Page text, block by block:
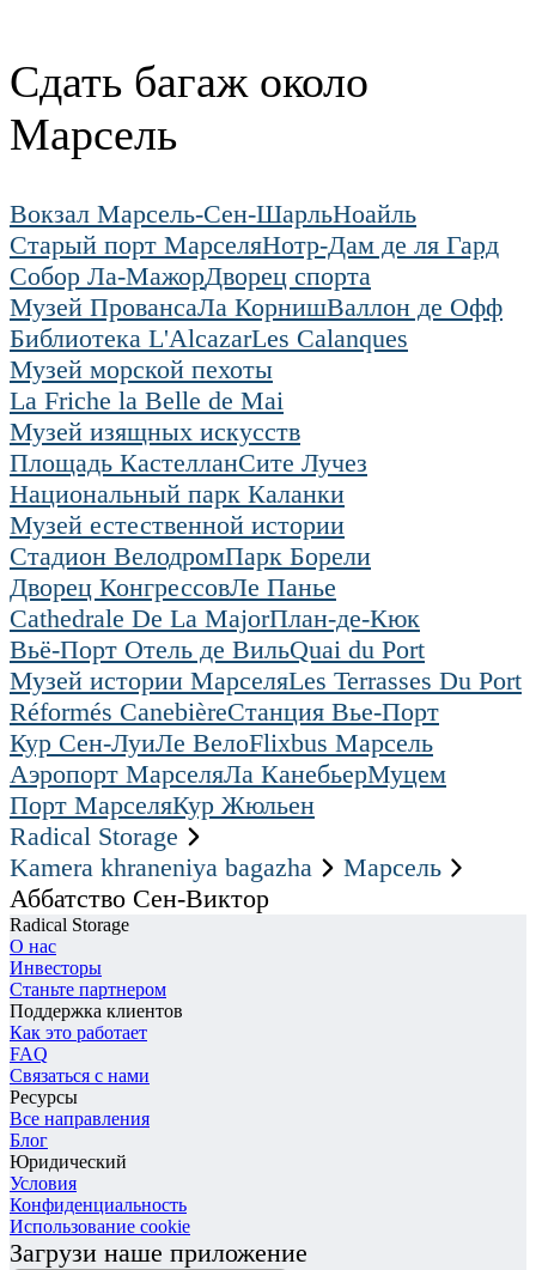
Сдать багаж около
Марсель
Вокзал Марсель-Сен-ШарльНоайль
Старый порт МарселяНотр-Дам де ля Гард
Собор Ла-МажорДворец спорта
Музей ПровансаЛа КорнишВаллон де Офф
Библиотека L'AlcazarLes Calanques
Музей морской пехоты
La Friche la Belle de Mai
Музей изящных искусств
Площадь КастелланСите Лучез
Национальный парк Каланки
Музей естественной истории
Стадион ВелодромПарк Борели
Дворец КонгрессовЛе Панье
Cathedrale De La MajorПлан-де-Кюк
Вьё-Порт Отель де ВильQuai du Port
Музей истории МарселяLes Terrasses Du Port
Réformés CanebièreСтанция Вье-Порт
Кур Сен-ЛуиЛе ВелоFlixbus Марсель
Аэропорт МарселяЛа КанебьерМуцем
Порт МарселяКур Жюльен
Radical Storage
Kamera khraneniya bagazha
Марсель
Аббатство Сен-Виктор
Radical Storage
О нас
Инвесторы
Станьте партнером
Поддержка клиентов
Как это работает
FAQ
Связаться с нами
Ресурсы
Все направления
Блог
Юридический
Условия
Конфиденциальность
Использование cookie
Загрузи наше приложение